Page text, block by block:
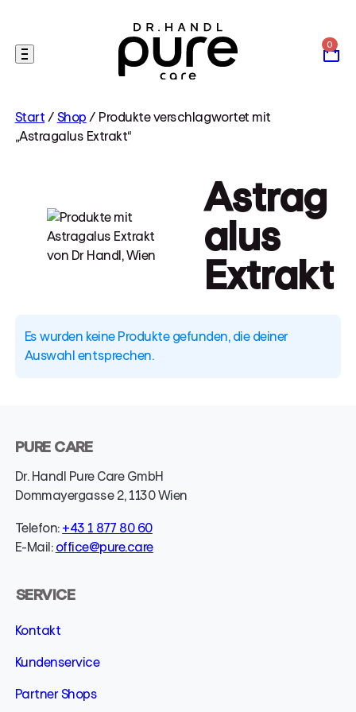
content
Start/Shop/ Produkte verschlagwortet mit
„Astragalus Extrakt“
Astrag
alus
Extrakt
Es wurden keine Produkte gefunden, die deiner
Auswahl entsprechen.
PURE CARE
Dr. Handl Pure Care GmbH
Dommayergasse 2, 1130 Wien
Telefon:+43 1 877 80 60
E-Mail:office@pure.care
SERVICE
Kontakt
Kundenservice
Partner Shops